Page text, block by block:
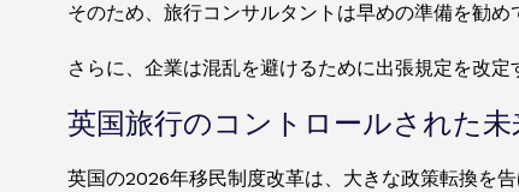
そのため、旅行コンサルタントは早めの準備を勧
さらに、企業は混乱を避けるために出張規定を改定
英国旅行のコントロールされた未
英国の2026年移民制度改革は、大きな政策転換を